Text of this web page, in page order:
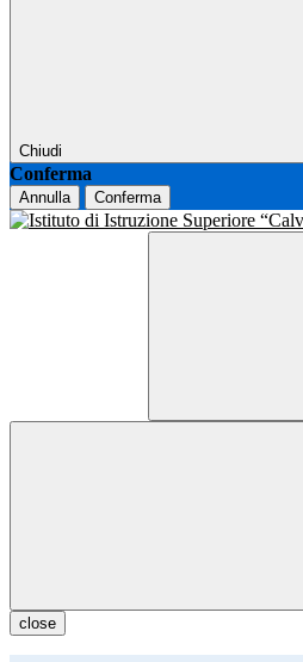
Chiudi
Conferma
Annulla Conferma
close